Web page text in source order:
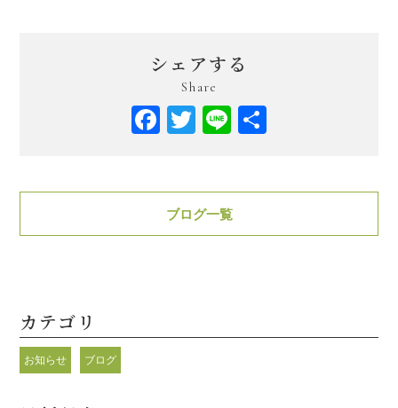
シェアする
Share
Facebook
Twitter
Line
ブログ一覧
カテゴリ
お知らせ ブログ